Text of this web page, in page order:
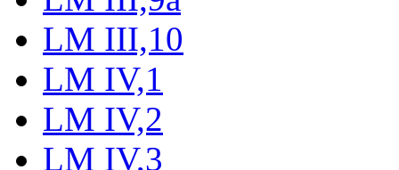
LM III,10
LM IV,1
LM IV,2
LM IV,3